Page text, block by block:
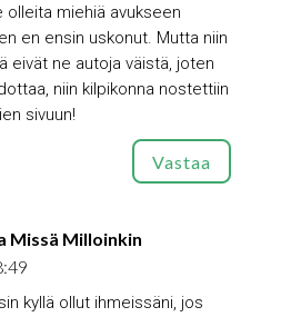
miehiä avukseen
en ensin uskonut. Mutta niin
eivät ne autoja väistä, joten
niin kilpikonna nostettiin
sivuun!
Vastaa
Missä Milloinkin
kyllä ollut ihmeissäni, jos